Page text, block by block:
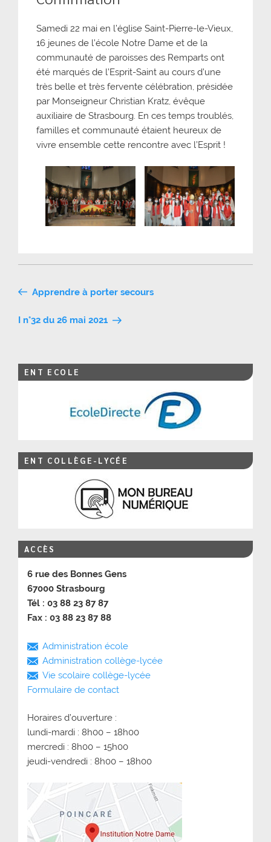
Samedi 22 mai en l’église Saint-Pierre-le-Vieux,
16 jeunes de l’école Notre Dame et de la
communauté de paroisses des Remparts ont
été marqués de l’Esprit-Saint au cours d’une
très belle et très fervente célébration, présidée
par Monseigneur Christian Kratz, évêque
auxiliaire de Strasbourg. En ces temps troublés,
familles et communauté étaient heureux de
vivre ensemble cette rencontre avec l’Esprit !
Navigation
de
Apprendre à porter secours
I n°32 du 26 mai 2021
ENT ECOLE
ENT COLLÈGE-LYCÉE
ACCÈS
6 rue des Bonnes Gens
67000 Strasbourg
Tél : 03 88 23 87 87
Fax : 03 88 23 87 88
Administration école
Administration collège-lycée
Vie scolaire collège-lycée
Formulaire de contact
Horaires d’ouverture :
lundi-mardi : 8h00 – 18h00
mercredi : 8h00 – 15h00
jeudi-vendredi : 8h00 – 18h00